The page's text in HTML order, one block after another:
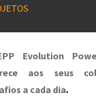
Evolution
aos seus
a cada dia.